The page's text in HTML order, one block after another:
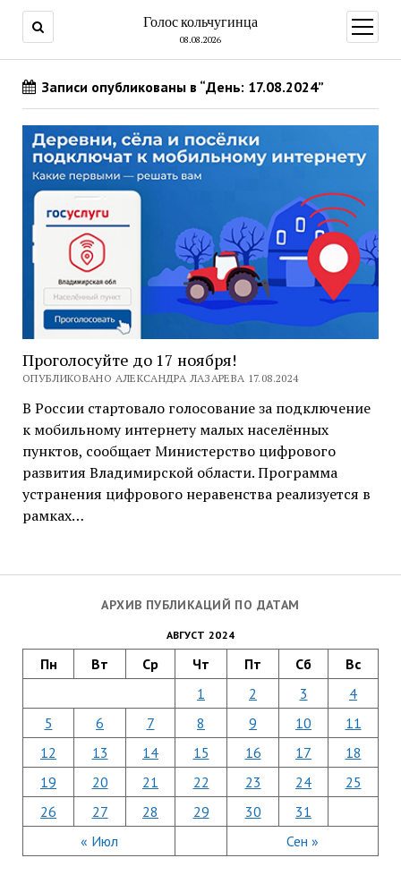
Голос кольчугинца
08.08.2026
меню
АРХИВ ПУБЛИКАЦИЙ ПО ДАТАМ
АВГУСТ 2024
Пн Вт Ср Чт Пт Сб Вс
« Июл Сен »
1 2 3
4
5
6 7 8 9 10
11
12
13 14 15 16 17
18
19
20 21 22 23 24
25
26
27 28 29 30 31
Записи опубликованы в “День: 17.08.2024”
Проголосуйте до 17 ноября!
ОПУБЛИКОВАНО АЛЕКСАНДРА ЛАЗАРЕВА 17.08.2024
В России стартовало голосование за подключение
к мобильному интернету малых населённых
пунктов, сообщает Министерство цифрового
развития Владимирской области. Программа
устранения цифрового неравенства реализуется в
рамках…